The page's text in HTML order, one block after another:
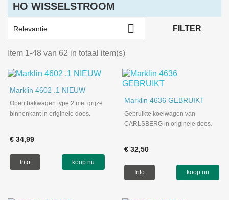
HO WISSELSTROOM
Relevantie  FILTER
Item 1-48 van 62 in totaal item(s)
Marklin 4602 .1 NIEUW
Open bakwagen type 2 met grijze
binnenkant in originele doos.
€ 34,99
Info koop nu
Marklin 4636 GEBRUIKT
Gebruikte koelwagen van
CARLSBERG in originele doos.
€ 32,50
Info koop nu